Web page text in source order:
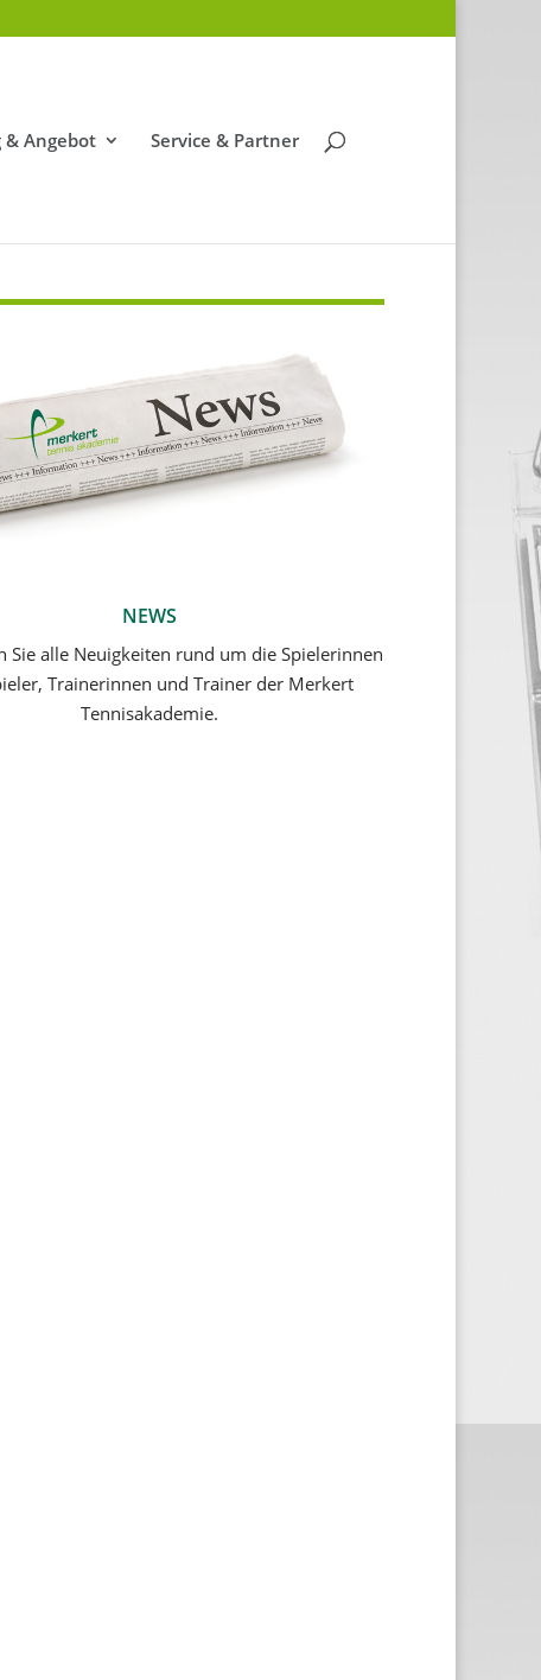
& Angebot Service & Partner
NEWS
Sie alle Neuigkeiten rund um die Spielerinnen
Trainerinnen und Trainer der Merkert
Tennisakademie.